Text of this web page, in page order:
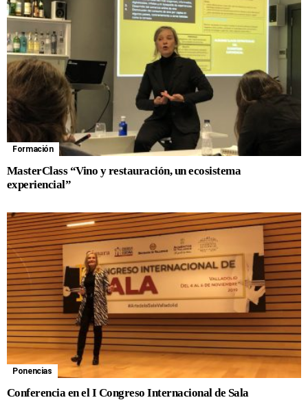
Formación
MasterClass “Vino y restauración, un ecosistema
experiencial”
Ponencias
Conferencia en el I Congreso Internacional de Sala